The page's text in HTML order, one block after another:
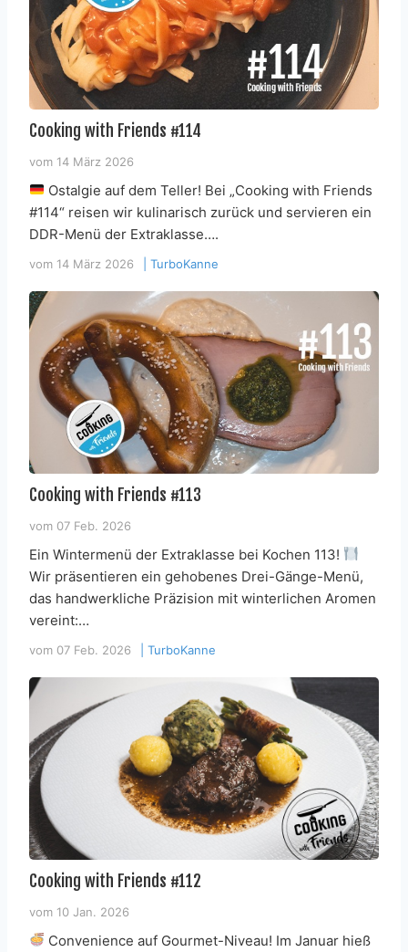
Cooking with Friends #114
vom 14 März 2026
Ostalgie auf dem Teller! Bei „Cooking with Friends
#114“ reisen wir kulinarisch zurück und servieren ein
DDR-Menü der Extraklasse….
vom 14 März 2026 TurboKanne
Cooking with Friends #113
vom 07 Feb. 2026
Ein Wintermenü der Extraklasse bei Kochen 113!
Wir präsentieren ein gehobenes Drei-Gänge-Menü,
das handwerkliche Präzision mit winterlichen Aromen
vereint:…
vom 07 Feb. 2026 TurboKanne
Cooking with Friends #112
vom 10 Jan. 2026
Convenience auf Gourmet-Niveau! Im Januar hieß